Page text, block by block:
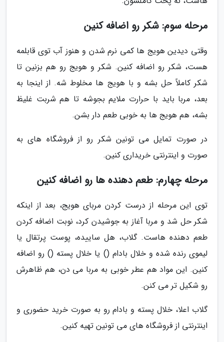
مرحله سوم: شکر رو اضافه کنین
وقتی دیدین هویج ها کمی نرم شدن و هنوز آب توی قابلمه
هست، شکر رو اضافه کنین. شکر و هویج رو هم بزنین تا
شکر کاملاً حل بشه و با هویج ها مخلوط شه. از اینجا به
بعد، مربا باید با حرارت ملایم بجوشه تا هم شربت غلیظ
بشه، هم هویج ها به خوبی طعم دار بشن.
در صورت تمایل می تونین شکر رو از فروشگاه های به
صورت و اینترنتی خریداری کنین.
مرحله چهارم: طعم دهنده ها رو اضافه کنین
توی این مرحله از درست کردن مربای هویج، بعد از اینکه
شکر حل شد و مربا آغاز به جوشیدن کرد، نوبت اضافه کردن
طعم دهنده هاست. گلاب، هل ساییده، پوست پرتقال یا
لیموی رنده شده و خلال بادام () یا خلال پسته () رو اضافه
کنین. این مواد هم عطر خوبی به مربا می دن، هم ظاهرش
رو شکیل تر می کنن.
گلاب اعلا، خلال پسته و بادام رو به صورت خرید حضوری و
اینترنتی از فروشگاه های می تونین تهیه کنین.